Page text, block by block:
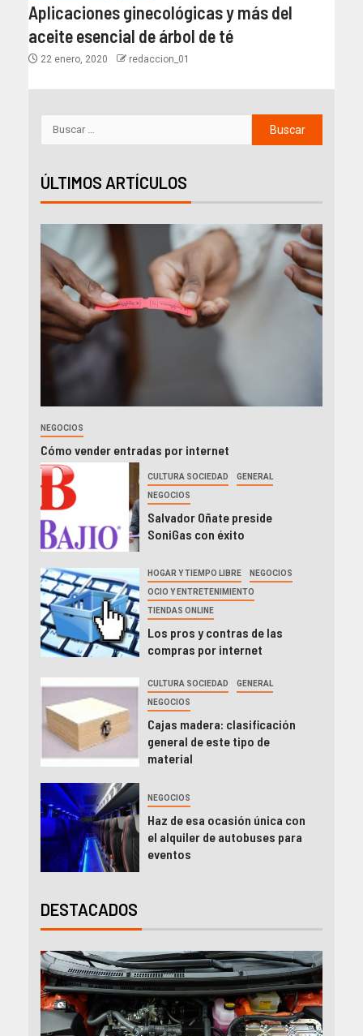
Aplicaciones ginecológicas y más del
aceite esencial de árbol de té
22 enero, 2020 redaccion_01
ÚLTIMOS ARTÍCULOS
NEGOCIOS
Cómo vender entradas por internet
CULTURA SOCIEDAD GENERAL
NEGOCIOS
Salvador Oñate preside
SoniGas con éxito
HOGAR Y TIEMPO LIBRE NEGOCIOS
OCIO Y ENTRETENIMIENTO
TIENDAS ONLINE
Los pros y contras de las
compras por internet
CULTURA SOCIEDAD GENERAL
NEGOCIOS
Cajas madera: clasificación
general de este tipo de
material
NEGOCIOS
Haz de esa ocasión única con
el alquiler de autobuses para
eventos
DESTACADOS